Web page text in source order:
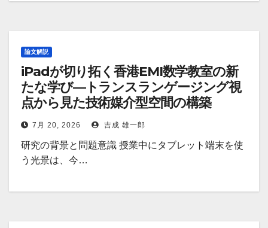
論文解説
iPadが切り拓く香港EMI数学教室の新
たな学び―トランスランゲージング視
点から見た技術媒介型空間の構築
7月 20, 2026 吉成 雄一郎
研究の背景と問題意識 授業中にタブレット端末を使
う光景は、今…